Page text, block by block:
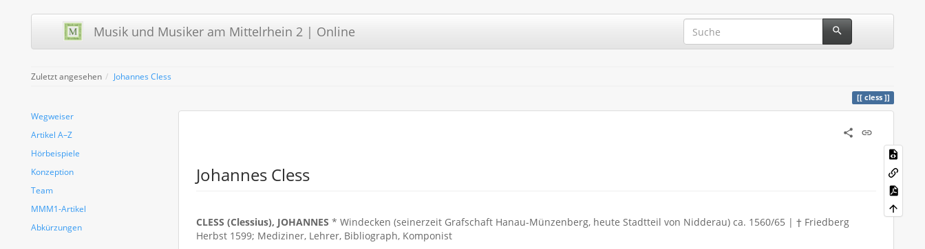
Musik und Musiker am Mittelrhein 2 | Online
Zuletzt angesehen Johannes Cless
cless
Wegweiser
Artikel A–Z
Hörbeispiele
Konzeption
Team
MMM1-Artikel
Abkürzungen
Johannes Cless
CLESS (Clessius), JOHANNES * Windecken (seinerzeit Grafschaft Hanau-Münzenberg, heute Stadtteil von Nidderau) ca. 1560/65 | † Friedberg
Herbst 1599; Mediziner, Lehrer, Bibliograph, Komponist